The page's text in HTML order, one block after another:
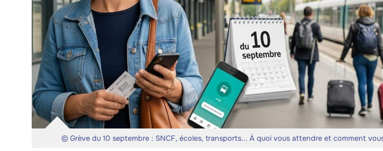
© Grève du 10 septembre : SNCF, écoles, transports... À quoi vous attendre et comment